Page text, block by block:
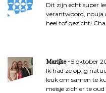
Dit zijn echt super
verantwoord, nouja
heel tof gezicht!
Marijke
5 oktober
Ik had ze op Ig
leuk om samen te
meisje zich er te